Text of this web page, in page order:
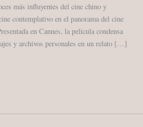
más influyentes del cine chino y
contemplativo en el panorama del cine
en Cannes, la película condensa
y archivos personales en un relato […]